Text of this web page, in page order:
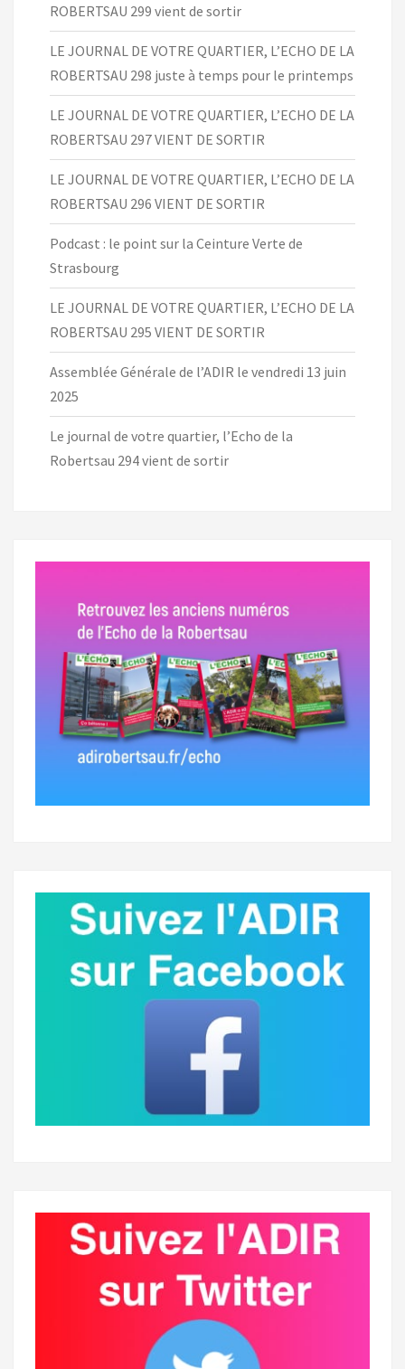
ROBERTSAU 299 vient de sortir
LE JOURNAL DE VOTRE QUARTIER, L’ECHO DE LA
ROBERTSAU 298 juste à temps pour le printemps
LE JOURNAL DE VOTRE QUARTIER, L’ECHO DE LA
ROBERTSAU 297 VIENT DE SORTIR
LE JOURNAL DE VOTRE QUARTIER, L’ECHO DE LA
ROBERTSAU 296 VIENT DE SORTIR
Podcast : le point sur la Ceinture Verte de
Strasbourg
LE JOURNAL DE VOTRE QUARTIER, L’ECHO DE LA
ROBERTSAU 295 VIENT DE SORTIR
Assemblée Générale de l’ADIR le vendredi 13 juin
2025
Le journal de votre quartier, l’Echo de la
Robertsau 294 vient de sortir